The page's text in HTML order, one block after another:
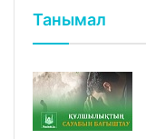
Танымал